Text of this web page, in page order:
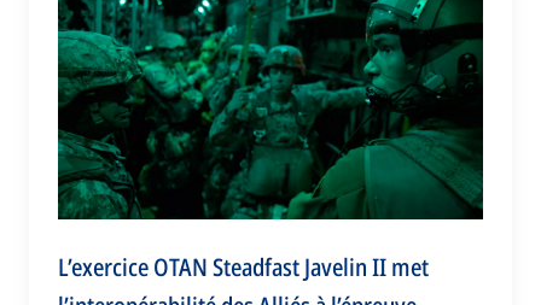
L’exercice OTAN Steadfast Javelin II met